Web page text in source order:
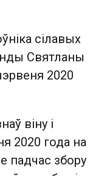
сілавых
Святланы
2020
віну і
2020 года на
падчас збору